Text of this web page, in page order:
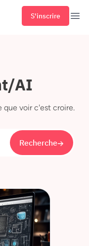
S'inscrire
AI
que voir c'est croire.
Recherche